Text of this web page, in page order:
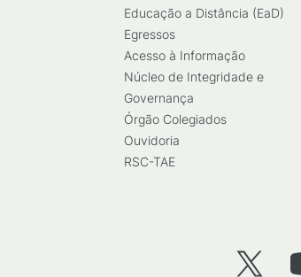
Educação a Distância (EaD)
Egressos
Acesso à Informação
Núcleo de Integridade e
Governança
Órgão Colegiados
Ouvidoria
RSC-TAE